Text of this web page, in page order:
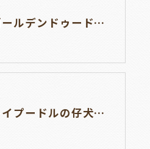
ゴールデンドゥードルの仔犬の見学が出来ます🐶🐶🐶岐阜県養老町のブリーダーワンダフルパピーです。
トイプードルの仔犬のお目目があいたよ👀🐶岐阜県養老町のブリーダーワンダフルパピーです。